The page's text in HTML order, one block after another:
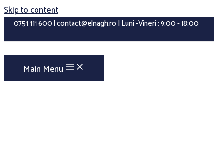
Skip to content
0751 111 600 | contact@elnagh.ro | Luni -Vineri : 9:00 - 18:00
Main Menu